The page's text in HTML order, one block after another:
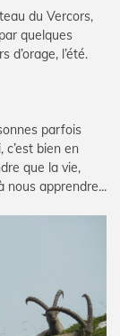
du Vercors,
quelques
d’orage, l’été.
parfois
c’est bien en
que la vie,
nous apprendre...